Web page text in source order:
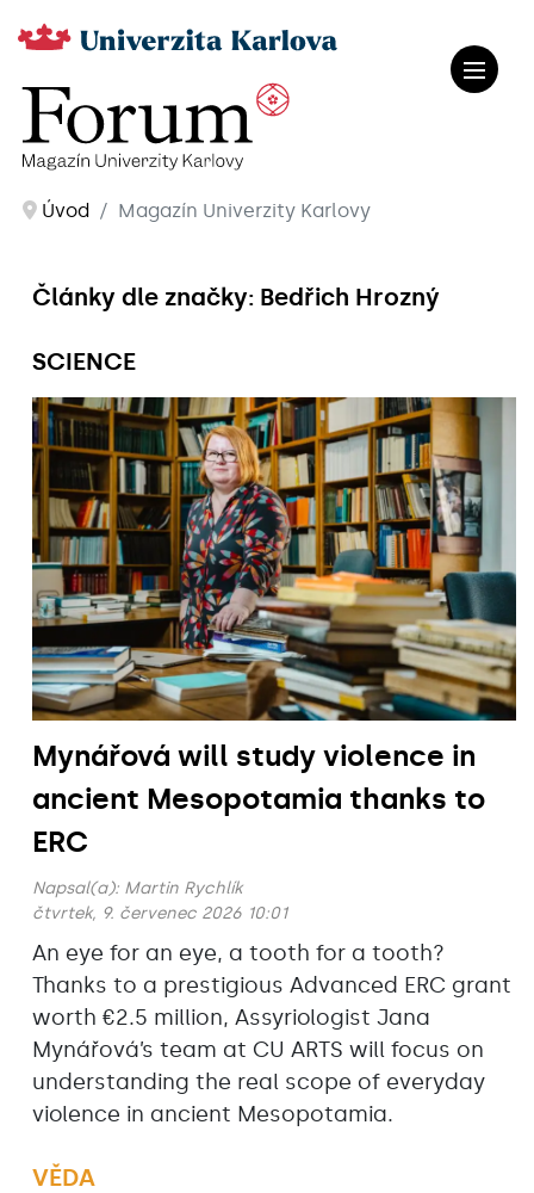
Úvod Magazín Univerzity Karlovy
Články dle značky: Bedřich Hrozný
SCIENCE
Mynářová will study violence in
ancient Mesopotamia thanks to
ERC
Napsal(a): Martin Rychlík
čtvrtek, 9. červenec 2026 10:01
An eye for an eye, a tooth for a tooth?
Thanks to a prestigious Advanced ERC grant
worth €2.5 million, Assyriologist Jana
Mynářová’s team at CU ARTS will focus on
understanding the real scope of everyday
violence in ancient Mesopotamia.
VĚDA